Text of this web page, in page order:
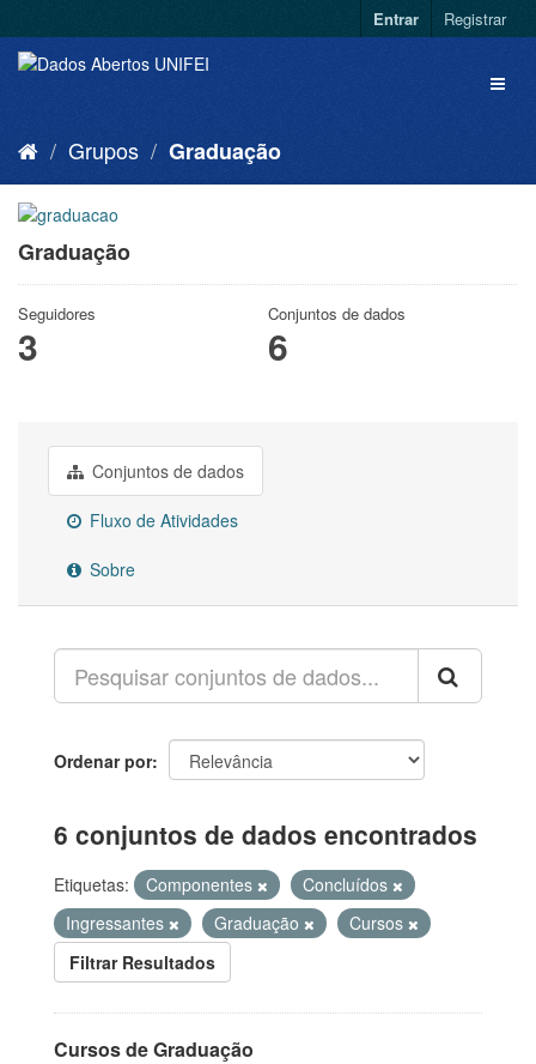
Entrar Registrar
Grupos Graduação
Graduação
Seguidores
3
Conjuntos de dados
6
Conjuntos de dados
Fluxo de Atividades
Sobre
Ordenar por
6 conjuntos de dados encontrados
Etiquetas: Componentes
Concluídos
Ingressantes
Graduação
Cursos
Filtrar Resultados
Cursos de Graduação